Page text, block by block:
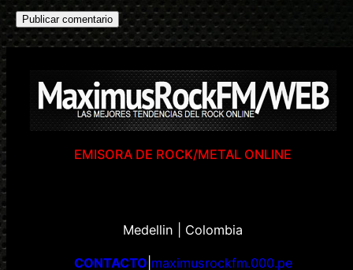
EMISORA DE ROCK/METAL ONLINE
Medellin | Colombia
CONTACTO maximusrockfm.000.pe